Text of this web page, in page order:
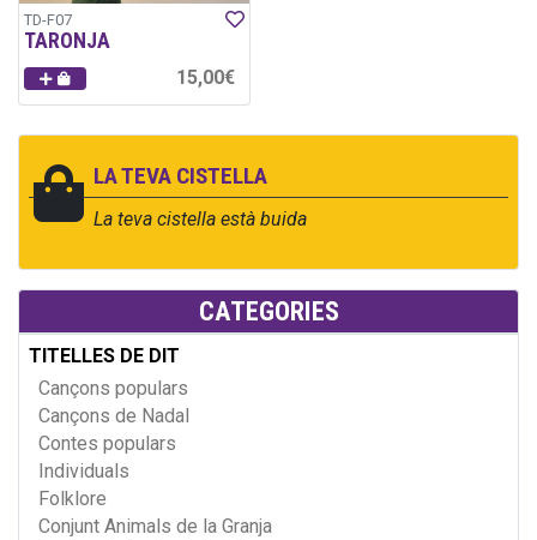
LA TEVA CISTELLA
La teva cistella està buida
CATEGORIES
TITELLES DE DIT
Cançons populars
Cançons de Nadal
Contes populars
Individuals
Folklore
Conjunt Animals de la Granja
TD-F07
TARONJA
15,00€